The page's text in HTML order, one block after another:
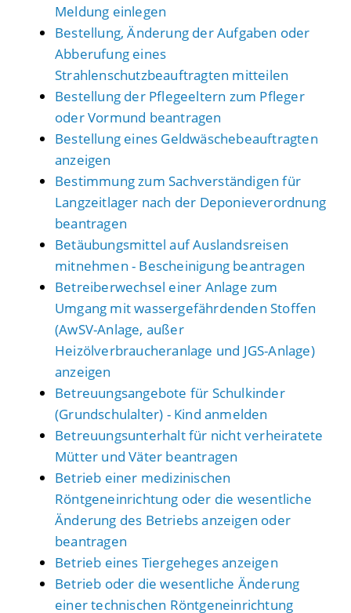
Meldung einlegen
Bestellung, Änderung der Aufgaben oder
Abberufung eines
Strahlenschutzbeauftragten mitteilen
Bestellung der Pflegeeltern zum Pfleger
oder Vormund beantragen
Bestellung eines Geldwäschebeauftragten
anzeigen
Bestimmung zum Sachverständigen für
Langzeitlager nach der Deponieverordnung
beantragen
Betäubungsmittel auf Auslandsreisen
mitnehmen - Bescheinigung beantragen
Betreiberwechsel einer Anlage zum
Umgang mit wassergefährdenden Stoffen
(AwSV-Anlage, außer
Heizölverbraucheranlage und JGS-Anlage)
anzeigen
Betreuungsangebote für Schulkinder
(Grundschulalter) - Kind anmelden
Betreuungsunterhalt für nicht verheiratete
Mütter und Väter beantragen
Betrieb einer medizinischen
Röntgeneinrichtung oder die wesentliche
Änderung des Betriebs anzeigen oder
beantragen
Betrieb eines Tiergeheges anzeigen
Betrieb oder die wesentliche Änderung
einer technischen Röntgeneinrichtung